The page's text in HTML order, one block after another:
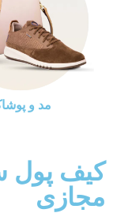
مد و
کیف پول
مجازی